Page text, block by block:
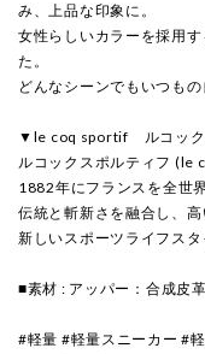
み、上品な印象に。
女性らしいカラーを採用
た。
どんなシーンでもいつも
▼le coq sportif ルコック
ルコックスポルティフ (le
1882年にフランスを全世
伝統と斬新さを融合し、
新しいスポーツライフスタ
■素材 : アッパー：合成皮
#軽量 #軽量スニーカー #